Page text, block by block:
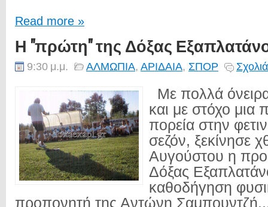
Read more »
Η "πρώτη" της Δόξας
9:30 μ.μ. ΑΛΜΩΠΙΑ, ΑΡΙΔΑΙΑ, ΣΠΟΡ
Με πολλά
και με στόχο μια
πορεία στην
σεζόν, ξεκίνησε
Αυγούστου η
Δόξας
καθοδήγηση
προπονητή της Αντώνη